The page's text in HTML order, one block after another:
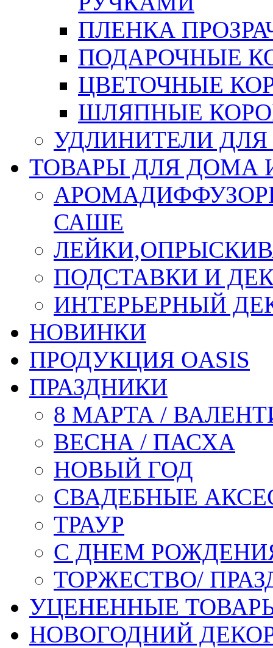
ПЛЕНКА
ПОДАРОЧНЫЕ
ЦВЕТОЧНЫЕ
ШЛЯПНЫЕ
УДЛИНИТЕЛИ
ТОВАРЫ ДЛЯ ДОМА
САШЕ
ПОДСТАВКИ И
ИНТЕРЬЕРНЫЙ
НОВИНКИ
ПРОДУКЦИЯ OASIS
ПРАЗДНИКИ
8 МАРТА /
ВЕСНА / ПАСХА
НОВЫЙ ГОД
СВАДЕБНЫЕ
ТРАУР
С ДНЕМ
ТОРЖЕСТВО/
УЦЕНЕННЫЕ
НОВОГОДНИЙ